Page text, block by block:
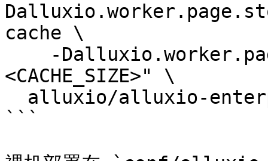
cache \
<CACHE_SIZE>" \
```